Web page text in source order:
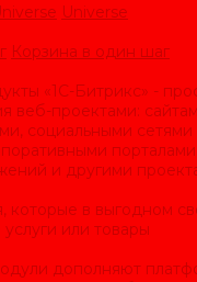
Universe
Корзина в один шаг
«1С-Битрикс» -
веб-проектами:
социальными сетями
и другими
в выгодном
или товары
дополняют